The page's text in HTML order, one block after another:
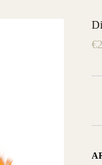
€